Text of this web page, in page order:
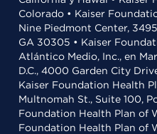
Colorado • Kaiser
Nine Piedmont Center,
GA 30305 • Kaiser
Atlántico Medio, Inc., en
D.C., 4000 Garden City
Kaiser Foundation Health
Multnomah St., Suite 100,
Foundation Health Plan of
Foundation Health Plan of